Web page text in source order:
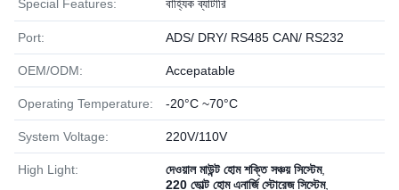
Special Features: বাহ্যিক ব্যাটারি
Port: ADS/ DRY/ RS485 CAN/ RS232
OEM/ODM: Accepatable
Operating Temperature: -20°C ~70°C
System Voltage: 220V/110V
High Light: দেওয়াল মাউন্ট হোম শক্তি সঞ্চয় সিস্টেম,
220 ভোল্ট হোম এনার্জি স্টোরেজ সিস্টেম,